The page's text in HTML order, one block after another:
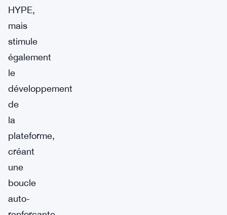
HYPE,
mais
stimule
également
le
développement
de
la
plateforme,
créant
une
boucle
auto-